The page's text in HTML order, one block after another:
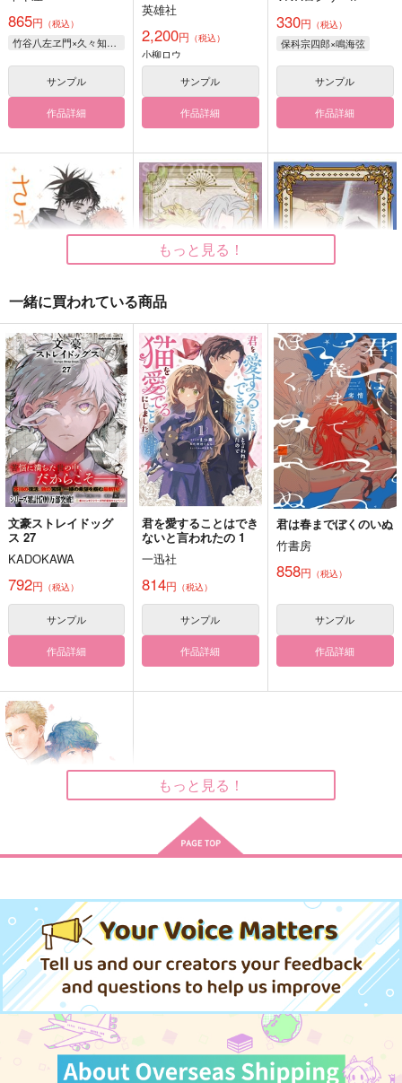
865円 （税込）
竹谷八左ヱ門×久々知兵助
サンプル
作品詳細
英雄社
2,200円 （税込）
小柳ロウ
サンプル
作品詳細
330円 （税込）
保科宗四郎×鳴海弦
サンプル
作品詳細
さきの君を想う
もん式
707円（税込）
脹相×虎杖悠仁
サンプル
作品詳細
そぞろ雨 君、想う。
（下巻）
20式
629円（税込）
宇髄天元×煉獄杏寿郎
サンプル
作品詳細
君を想う
elixile
944円 （税込）
マゼル×ヴェルナー
サンプル
作品詳細
君の影を想う
v.d.s
サンプル
20式
472円（税込）
宇髄天元×煉獄杏寿郎
サンプル サンプル
もっと見る！
一緒に買われている商品
文豪ストレイドッグ
ス 27
KADOKAWA
792円 （税込）
サンプル
作品詳細
君を愛することはでき
ないと言われたの 1
一迅社
814円 （税込）
サンプル
作品詳細
君は春までぼくのいぬ
竹書房
858円 （税込）
サンプル
作品詳細
ヒーローズ
880円（税込）
サンプル
作品詳細
もっと見る！